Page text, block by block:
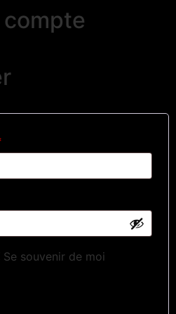
compte
Se souvenir de moi